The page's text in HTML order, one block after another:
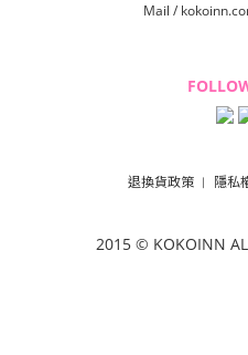
Mail /
退換貨政策 ︱ 隱私
2015 © KOKOINN